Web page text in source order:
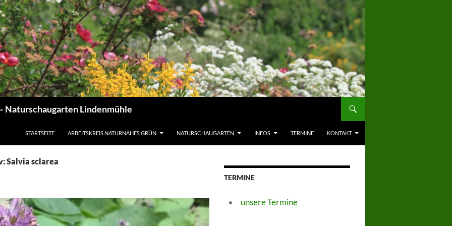
Naturschaugarten Lindenmühle
STARTSEITE ARBEITSKREIS NATURNAHES GRÜN NATURSCHAUGARTEN INFOS TERMINE KONTAKT
Salvia sclarea
TERMINE
unsere Termine